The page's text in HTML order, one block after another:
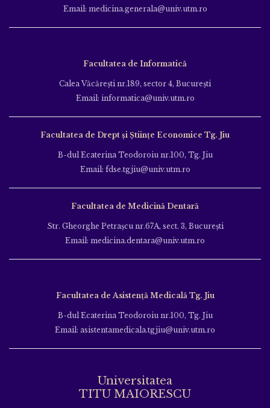
Email: medicina.generala@univ.utm.ro
Facultatea de Informatică
Calea Văcăreşti nr.189, sector 4, Bucureşti
Email: informatica@univ.utm.ro
Facultatea de Drept și Științe Economice Tg. Jiu
B-dul Ecaterina Teodoroiu nr.100, Tg. Jiu
Email: fdse.tgjiu@univ.utm.ro
Facultatea de Medicină Dentară
Str. Gheorghe Petraşcu nr.67A, sect. 3, Bucureşti
Email: medicina.dentara@univ.utm.ro
Facultatea de Asistență Medicală Tg. Jiu
B-dul Ecaterina Teodoroiu nr.100, Tg. Jiu
Email: asistentamedicala.tgjiu@univ.utm.ro
Universitatea
TITU MAIORESCU